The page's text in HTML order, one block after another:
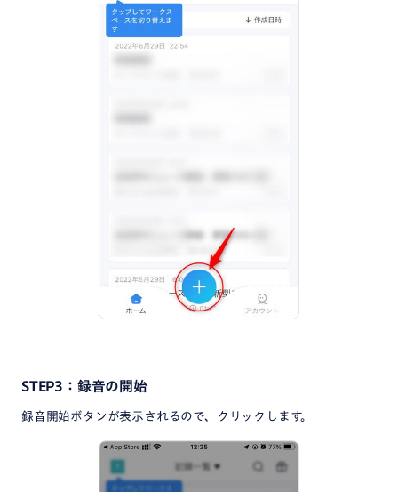
STEP3：録音の開始
録音開始ボタンが表示されるので、クリックします。